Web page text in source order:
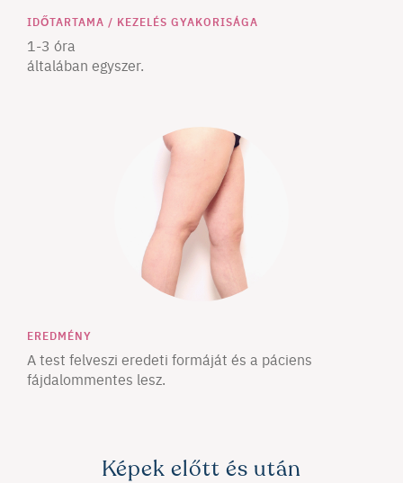
IDŐTARTAMA / KEZELÉS GYAKORISÁGA
1-3 óra
általában egyszer.
EREDMÉNY
A test felveszi eredeti formáját és a páciens
fájdalommentes lesz.
Képek előtt és után